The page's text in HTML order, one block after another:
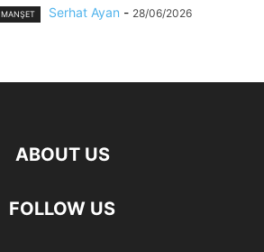
MANŞET Serhat Ayan - 28/06/2026
ABOUT US
FOLLOW US